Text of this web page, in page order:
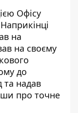
Офісу
на
на своєму
до
та надав
про точне